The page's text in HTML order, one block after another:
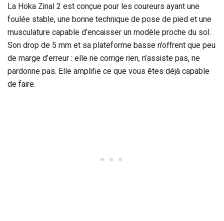
La Hoka Zinal 2 est conçue pour les coureurs ayant une
foulée stable, une bonne technique de pose de pied et une
musculature capable d’encaisser un modèle proche du sol.
Son drop de 5 mm et sa plateforme basse n’offrent que peu
de marge d’erreur : elle ne corrige rien, n’assiste pas, ne
pardonne pas. Elle amplifie ce que vous êtes déjà capable
de faire.